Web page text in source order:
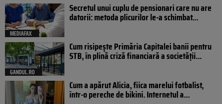
MEDIAFAX
Secretul unui cuplu de pensionari care nu are
datorii: metoda plicurilor le-a schimbat...
GANDUL.RO
Cum risipește Primăria Capitalei banii pentru
STB, în plină criză financiară a societății...
Cum a apărut Alicia, fiica marelui fotbalist,
într-o pereche de bikini. Internetul a...